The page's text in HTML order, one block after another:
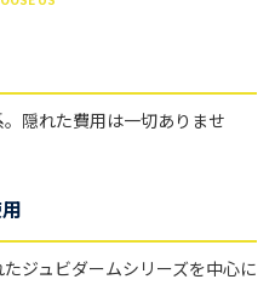
隠れた費用は一切ありませ
ジュビダームシリーズを中心に